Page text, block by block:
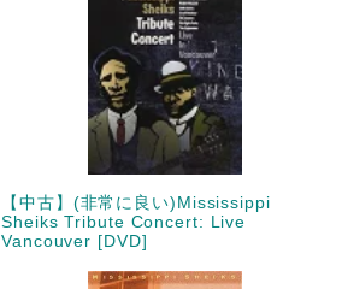
【中古】(非常に良い)Mississippi
Sheiks Tribute Concert: Live
Vancouver [DVD]